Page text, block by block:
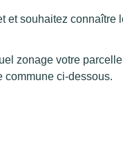
et souhaitez connaître
zonage votre
commune ci-dessous.